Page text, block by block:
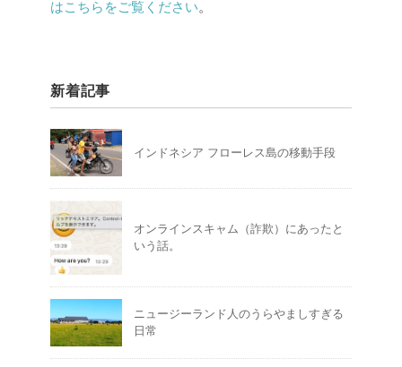
はこちらをご覧ください。
新着記事
インドネシア フローレス島の移動手段
オンラインスキャム（詐欺）にあったと
いう話。
ニュージーランド人のうらやましすぎる
日常